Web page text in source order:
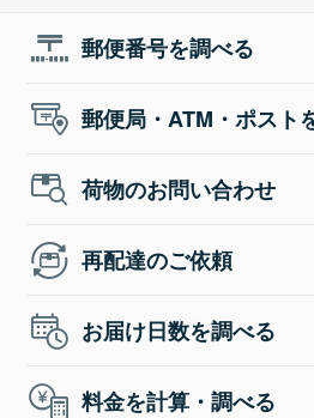
郵便番号を調べる
郵便局・ATM・ポスト
荷物のお問い合わせ
再配達のご依頼
お届け日数を調べる
料金を計算・調べる